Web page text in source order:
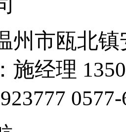
：温州市瓯
：施经理